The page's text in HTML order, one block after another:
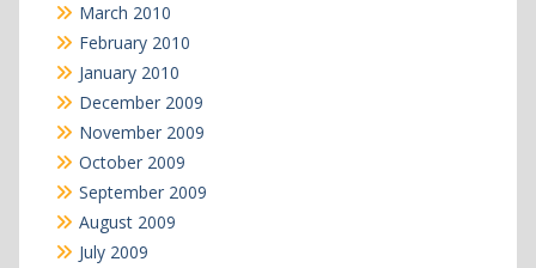
March 2010
February 2010
January 2010
December 2009
November 2009
October 2009
September 2009
August 2009
July 2009